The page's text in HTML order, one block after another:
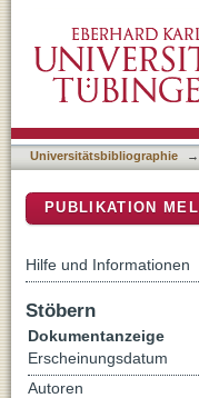
Universitätsbibliographie →
PUBLIKATION
Hilfe und Informationen
Stöbern
Dokumentanzeige
Erscheinungsdatum
Autoren